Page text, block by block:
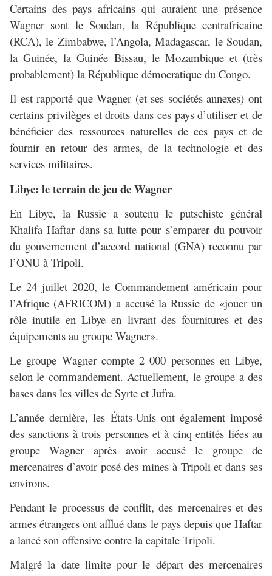
Certains des pays africains qui auraient une présence
Wagner sont le Soudan, la République centrafricaine
(RCA), le Zimbabwe, l’Angola, Madagascar, le Soudan,
la Guinée, la Guinée Bissau, le Mozambique et (très
probablement) la République démocratique du Congo.
Il est rapporté que Wagner (et ses sociétés annexes) ont
certains privilèges et droits dans ces pays d’utiliser et de
bénéficier des ressources naturelles de ces pays et de
fournir en retour des armes, de la technologie et des
services militaires.
Libye: le terrain de jeu de Wagner
En Libye, la Russie a soutenu le putschiste général
Khalifa Haftar dans sa lutte pour s’emparer du pouvoir
du gouvernement d’accord national (GNA) reconnu par
l’ONU à Tripoli.
Le 24 juillet 2020, le Commandement américain pour
l’Afrique (AFRICOM) a accusé la Russie de «jouer un
rôle inutile en Libye en livrant des fournitures et des
équipements au groupe Wagner».
Le groupe Wagner compte 2 000 personnes en Libye,
selon le commandement. Actuellement, le groupe a des
bases dans les villes de Syrte et Jufra.
L’année dernière, les États-Unis ont également imposé
des sanctions à trois personnes et à cinq entités liées au
groupe Wagner après avoir accusé le groupe de
mercenaires d’avoir posé des mines à Tripoli et dans ses
environs.
Pendant le processus de conflit, des mercenaires et des
armes étrangers ont afflué dans le pays depuis que Haftar
a lancé son offensive contre la capitale Tripoli.
Malgré la date limite pour le départ des mercenaires